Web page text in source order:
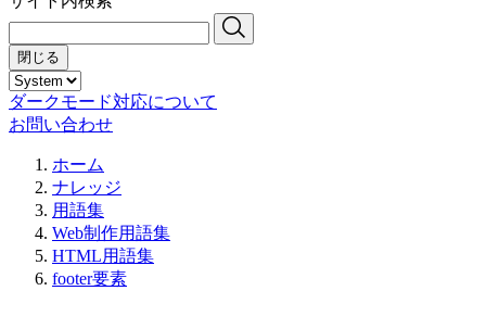
閉じる
ダークモード対応について
お問い合わせ
ホーム
ナレッジ
用語集
Web制作用語集
HTML用語集
footer要素